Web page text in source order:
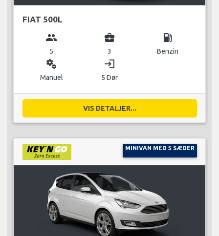
FIAT 500L
group
5
business_center
3
local_gas_station
Benzin
miscellaneous_services
Manuel
login
5 Dør
VIS DETALJER...
MINIVAN MED 5 SÆDER